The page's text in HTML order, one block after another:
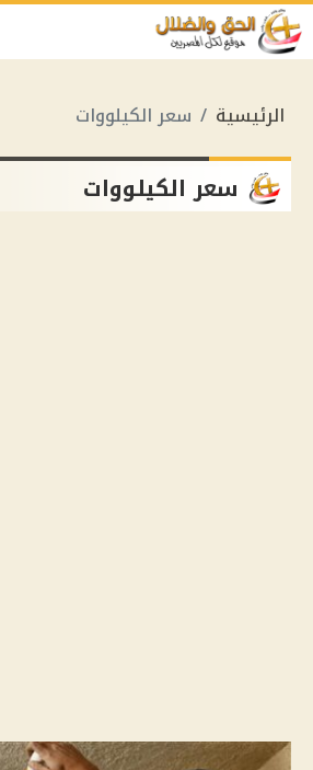
الرئيسية سعر الكيلووات
سعر الكيلووات